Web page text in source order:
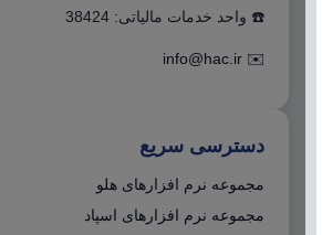
☎️ واحد خدمات مالیاتی: 38424
✉️
info@hac.ir
دسترسی سریع
مجموعه نرم افزارهای هلو
مجموعه نرم افزارهای اسپاد